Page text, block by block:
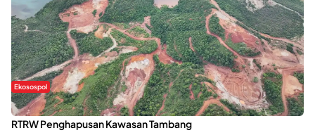
Ekosospol
Kabaena Menanti Kepastian Pemulihan Lingkungan Usai Revisi
RTRW Penghapusan Kawasan Tambang